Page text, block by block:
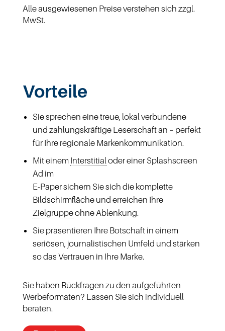
Alle ausgewiesenen Preise verstehen sich zzgl.
MwSt.
Vorteile
Sie sprechen eine treue, lokal verbundene
und zahlungskräftige Leserschaft an – perfekt
für Ihre regionale Markenkommunikation.
Mit einem Interstitial oder einer Splashscreen
Ad im
E-Paper sichern Sie sich die komplette
Bildschirmfläche und erreichen Ihre
Zielgruppeohne Ablenkung.
Sie präsentieren Ihre Botschaft in einem
seriösen, journalistischen Umfeld und stärken
so das Vertrauen in Ihre Marke.
Sie haben Rückfragen zu den aufgeführten
Werbeformaten? Lassen Sie sich individuell
beraten.